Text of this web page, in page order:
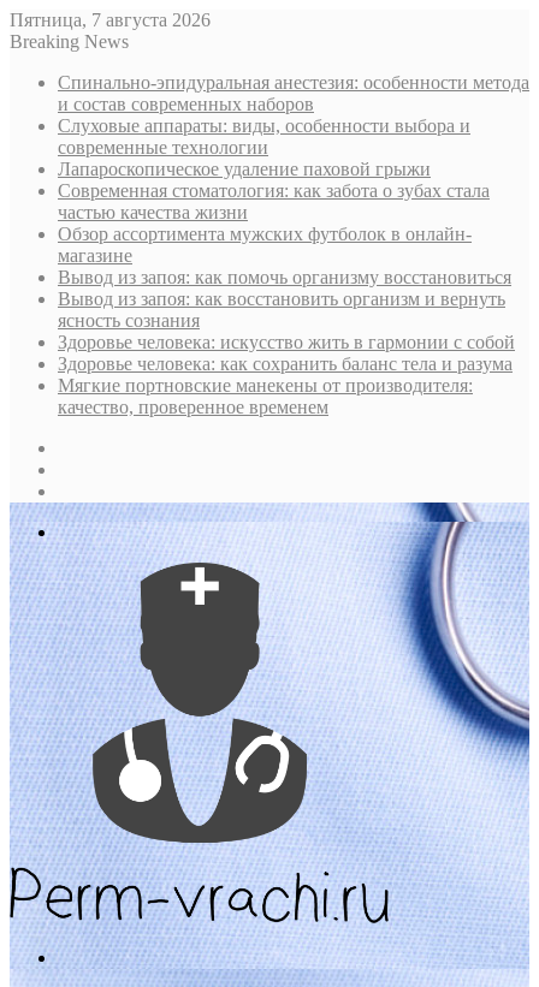
Пятница, 7 августа 2026
Breaking News
Спинально-эпидуральная анестезия: особенности метода
и состав современных наборов
Слуховые аппараты: виды, особенности выбора и
современные технологии
Лапароскопическое удаление паховой грыжи
Современная стоматология: как забота о зубах стала
частью качества жизни
Обзор ассортимента мужских футболок в онлайн-
магазине
Вывод из запоя: как помочь организму восстановиться
Вывод из запоя: как восстановить организм и вернуть
ясность сознания
Здоровье человека: искусство жить в гармонии с собой
Здоровье человека: как сохранить баланс тела и разума
Мягкие портновские манекены от производителя:
качество, проверенное временем
In
Меню
Поиск...